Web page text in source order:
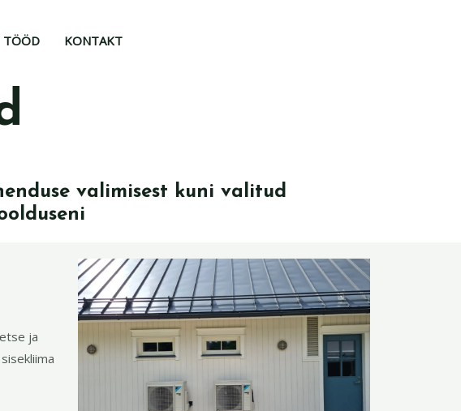
TÖÖD KONTAKT
valimisest kuni valitud
ja